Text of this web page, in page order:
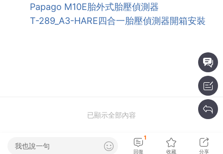
Papago M10E胎外式胎壓偵測器
T-289_A3-HARE四合一胎壓偵測器開箱安裝
已顯示全部內容
我也說一句
回復
1
收藏 分享